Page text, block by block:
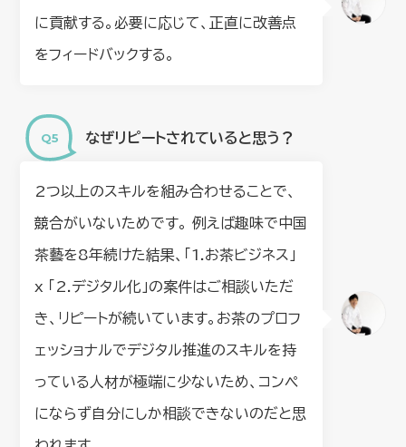
に貢献する。必要に応じて、正直に改善点
をフィードバックする。
なぜリピートされていると思う？
2つ以上のスキルを組み合わせることで、
競合がいないためです。 例えば趣味で中国
茶藝を8年続けた結果、「1.お茶ビジネス」
x 「2.デジタル化」の案件はご相談いただ
き、リピートが続いています。お茶のプロフ
ェッショナルでデジタル推進のスキルを持
っている人材が極端に少ないため、コンペ
にならず自分にしか相談できないのだと思